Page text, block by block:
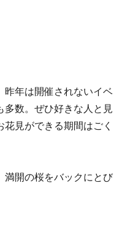
昨年は開催されないイベ
多数。ぜひ好きな人と見
見ができる期間はごく
満開の桜をバックにとび